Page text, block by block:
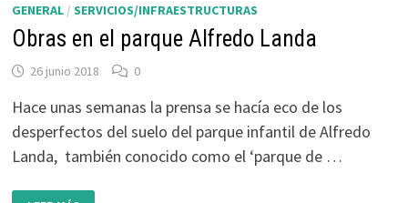
GENERAL/ SERVICIOS/INFRAESTRUCTURAS
Obras en el parque Alfredo Landa
26 junio 2018 0
Hace unas semanas la prensa se hacía eco de los
desperfectos del suelo del parque infantil de Alfredo
Landa, también conocido como el ‘parque de …
OBRAS